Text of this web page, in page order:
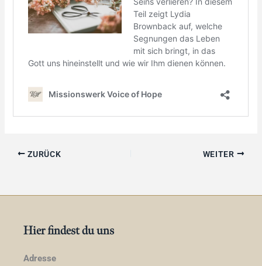
ZURÜCK WEITER
Hier findest du uns
Adresse